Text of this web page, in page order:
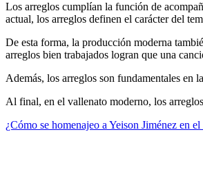
Los arreglos cumplían la función de
actual, los arreglos definen el carácter del
De esta forma, la producción moderna
arreglos bien trabajados logran que una
Además, los arreglos son fundamentales en
Al final, en el vallenato moderno, los
¿Cómo se homenajeo a Yeison Jiménez en